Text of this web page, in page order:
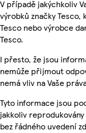
V případě jakýchkoliv
výrobků značky
Tesco nebo výrobce
Tesco.
I přesto, že jsou
nemůže přijmout
nemá vliv na Vaše
Tyto informace jsou
jakkoliv
bez řádného uvedení